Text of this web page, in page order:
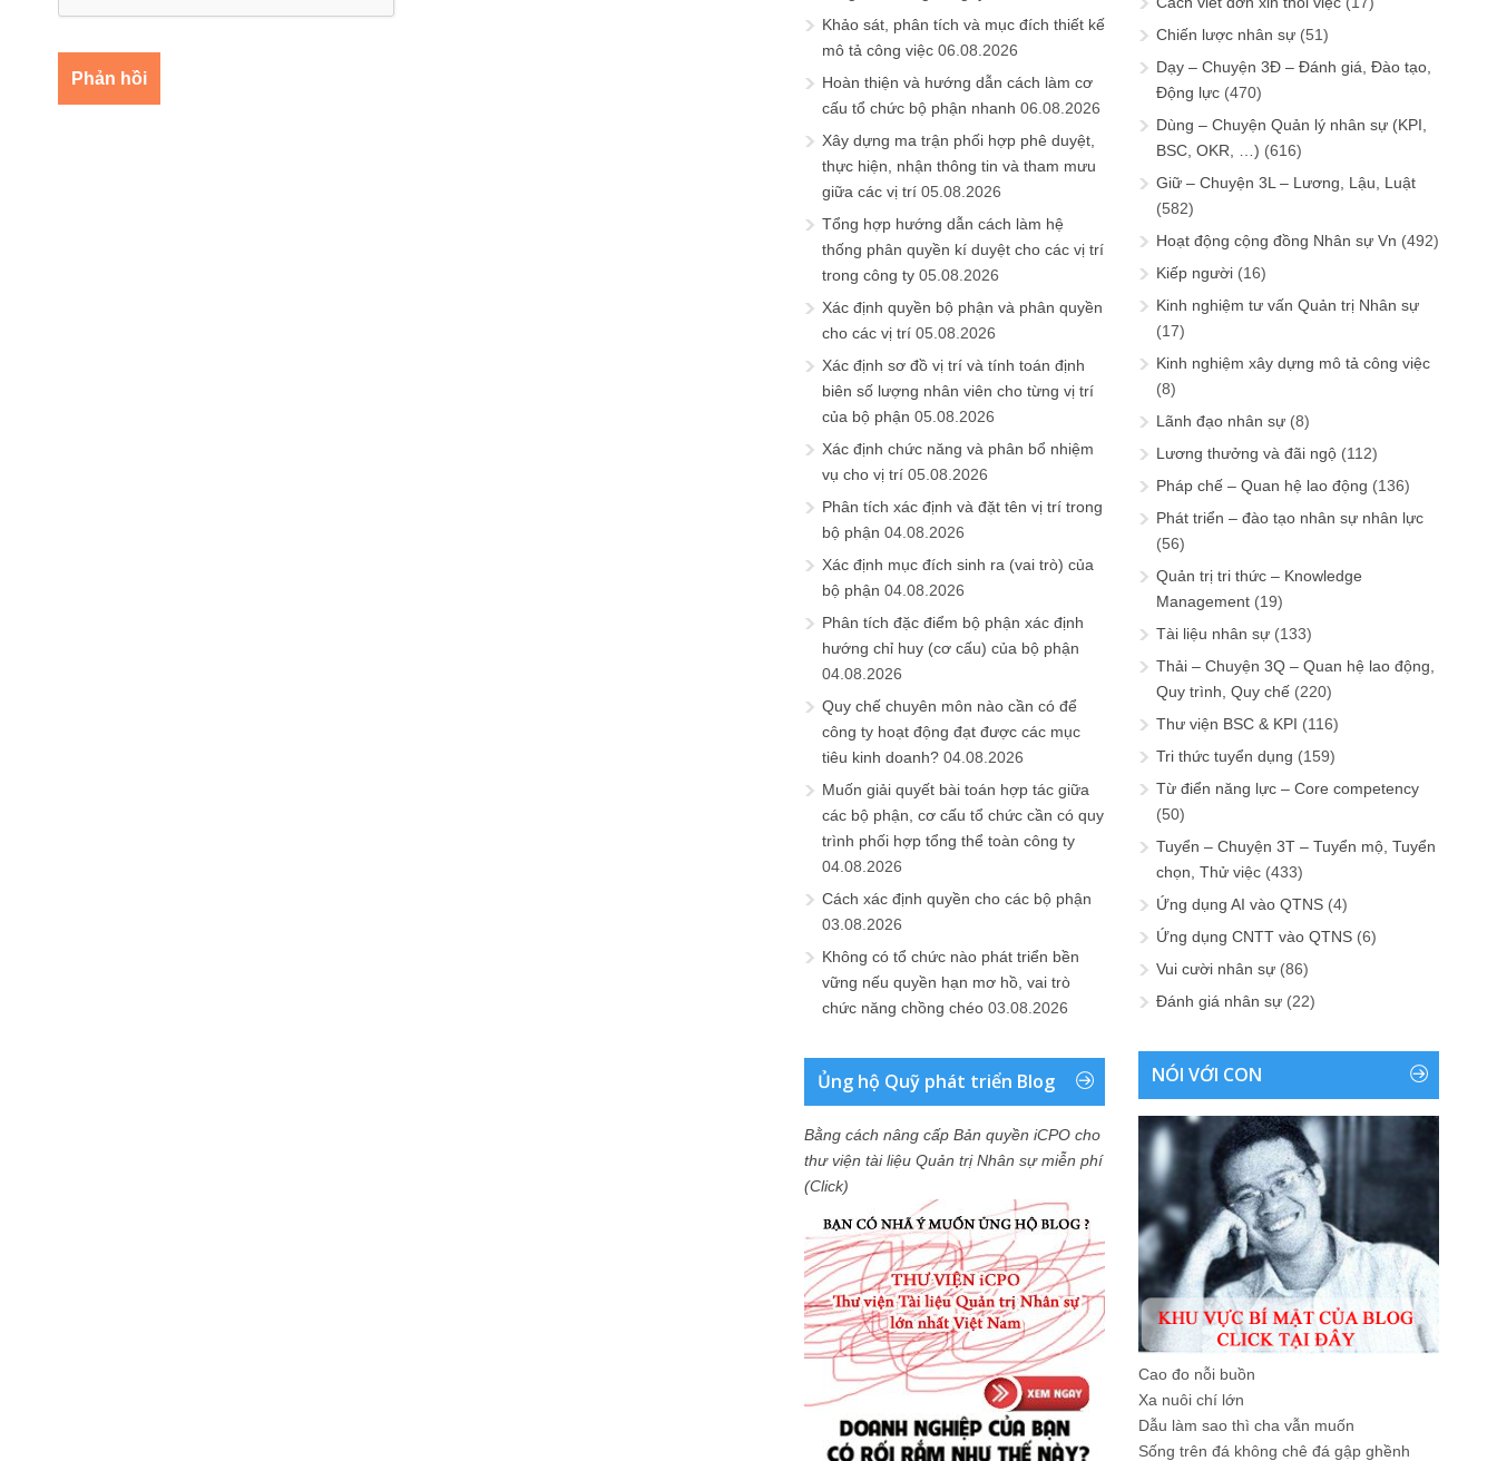
Khảo sát, phân tích và mục đích thiết kế
mô tả công việc 06.08.2026
Hoàn thiện và hướng dẫn cách làm cơ
cấu tổ chức bộ phận nhanh 06.08.2026
Xây dựng ma trận phối hợp phê duyệt,
thực hiện, nhận thông tin và tham mưu
giữa các vị trí 05.08.2026
Tổng hợp hướng dẫn cách làm hệ
thống phân quyền kí duyệt cho các vị trí
trong công ty 05.08.2026
Xác định quyền bộ phận và phân quyền
cho các vị trí 05.08.2026
Xác định sơ đồ vị trí và tính toán định
biên số lượng nhân viên cho từng vị trí
của bộ phận 05.08.2026
Xác định chức năng và phân bổ nhiệm
vụ cho vị trí 05.08.2026
Phân tích xác định và đặt tên vị trí trong
bộ phận 04.08.2026
Xác định mục đích sinh ra (vai trò) của
bộ phận 04.08.2026
Phân tích đặc điểm bộ phận xác định
hướng chỉ huy (cơ cấu) của bộ phận
04.08.2026
Quy chế chuyên môn nào cần có để
công ty hoạt động đạt được các mục
tiêu kinh doanh? 04.08.2026
Muốn giải quyết bài toán hợp tác giữa
các bộ phận, cơ cấu tổ chức cần có quy
trình phối hợp tổng thể toàn công ty
04.08.2026
Cách xác định quyền cho các bộ phận
03.08.2026
Không có tổ chức nào phát triển bền
vững nếu quyền hạn mơ hồ, vai trò
chức năng chồng chéo 03.08.2026
Ủng hộ Quỹ phát triển Blog
Bằng cách nâng cấp Bản quyền iCPO cho
thư viện tài liệu Quản trị Nhân sự miễn phí
(Click)
Chiến lược nhân sự (51)
Dạy – Chuyện 3Đ – Đánh giá, Đào tạo,
Động lực (470)
Dùng – Chuyện Quản lý nhân sự (KPI,
BSC, OKR, …) (616)
Giữ – Chuyện 3L – Lương, Lậu, Luật
(582)
Hoạt động cộng đồng Nhân sự Vn (492)
Kiếp người (16)
Kinh nghiệm tư vấn Quản trị Nhân sự
(17)
Kinh nghiệm xây dựng mô tả công việc
(8)
Lãnh đạo nhân sự (8)
Lương thưởng và đãi ngộ (112)
Pháp chế – Quan hệ lao động (136)
Phát triển – đào tạo nhân sự nhân lực
(56)
Quản trị tri thức – Knowledge
Management (19)
Tài liệu nhân sự (133)
Thải – Chuyện 3Q – Quan hệ lao động,
Quy trình, Quy chế (220)
Thư viện BSC & KPI (116)
Tri thức tuyển dụng (159)
Từ điển năng lực – Core competency
(50)
Tuyển – Chuyện 3T – Tuyển mộ, Tuyển
chọn, Thử việc (433)
Ứng dụng AI vào QTNS (4)
Ứng dụng CNTT vào QTNS (6)
Vui cười nhân sự (86)
Đánh giá nhân sự (22)
NÓI VỚI CON
Cao đo nỗi buồn
Xa nuôi chí lớn
Dẫu làm sao thì cha vẫn muốn
Sống trên đá không chê đá gập ghềnh